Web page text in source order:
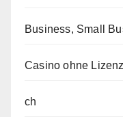
Business, Small
Casino ohne Lizenz
ch